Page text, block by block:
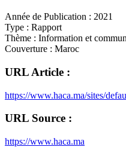
Année de Publication : 2021
Type : Rapport
Thème : Information et
Couverture : Maroc
URL Article :
https://www.haca.ma/sites/
URL Source :
https://www.haca.ma